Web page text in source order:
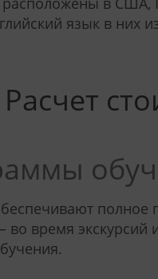
язык в них
Расчет
полное
во время